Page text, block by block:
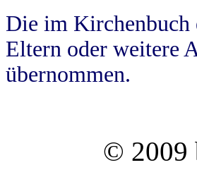
Die im Kirchenbuch
Eltern oder weitere
übernommen.
© 2009